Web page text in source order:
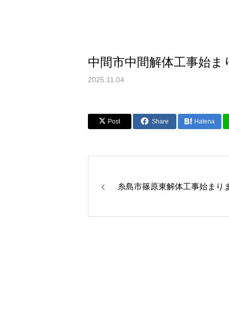
中間市中間解体工事始ま
2025.11.04
Post Share Hatena
糸島市篠原東解体工事始まり